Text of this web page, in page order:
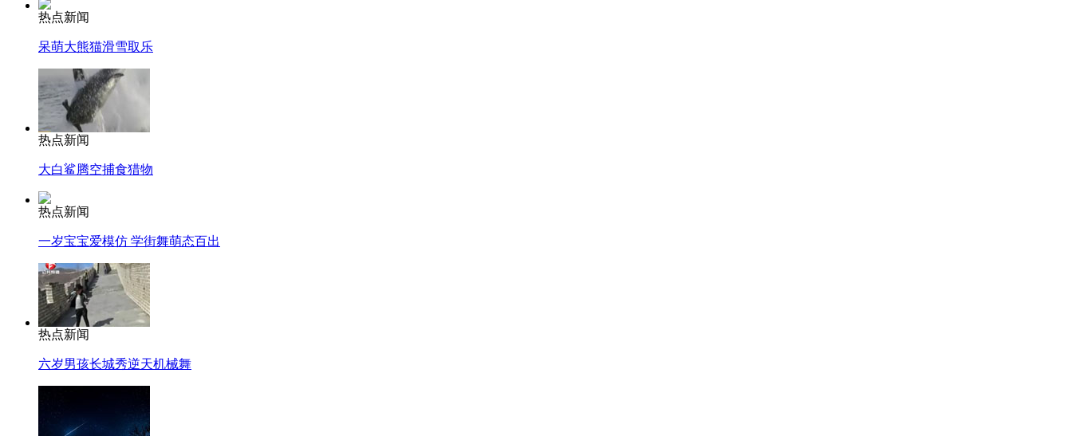
热点新闻
呆萌大熊猫滑雪取乐
热点新闻
大白鲨腾空捕食猎物
热点新闻
一岁宝宝爱模仿 学街舞萌态百出
热点新闻
六岁男孩长城秀逆天机械舞